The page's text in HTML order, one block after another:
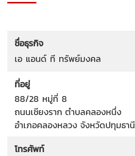
ชื่อธุรกิจ
เอ แอนด์ ที ทรัพย์มงคล
ที่อยู่
88/28 หมู่ที่ 8
ถนนเชียงราก ตำบลคลองหนึ่ง
อำเภอคลองหลวง จังหวัดปทุมธานี
โทรศัพท์